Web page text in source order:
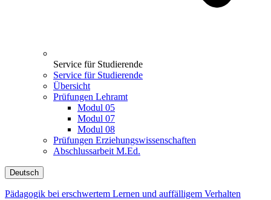
Service für Studierende
Service für Studierende
Übersicht
Prüfungen Lehramt
Modul 05
Modul 07
Modul 08
Prüfungen Erziehungswissenschaften
Abschlussarbeit M.Ed.
Deutsch
Pädagogik bei erschwertem Lernen und auffälligem Verhalten